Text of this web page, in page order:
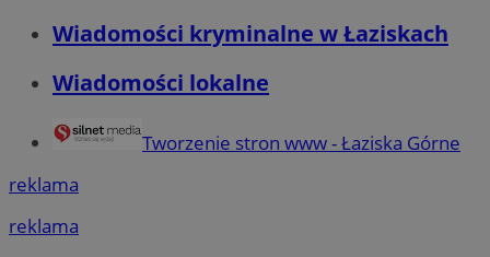
Wiadomości kryminalne w Łaziskach
Wiadomości lokalne
Tworzenie stron www - Łaziska Górne
reklama
reklama